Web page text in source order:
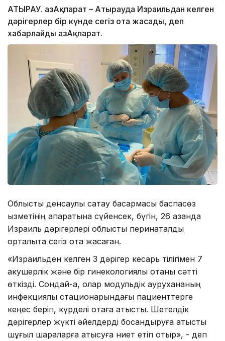
АТЫРАУ. ҚазАқпарат – Атырауда Израильдан келген
дәрігерлер бір күнде сегіз ота жасады, деп
хабарлайды ҚазАқпарат.
Облыстық денсаулық сақтау басқармасы баспасөз
қызметінің ақпаратына сүйенсек, бүгін, 26 қазанда
Израиль дәрігерлері облыстық перинаталдық
орталықта сегіз ота жасаған.
«Израильден келген 3 дәрігер кесарь тілігімен 7
акушерлік және бір гинекологиялық отаны сәтті
өткізді. Сондай-ақ, олар модульдік аурухананың
инфекциялық стационарындағы пациенттерге
кеңес беріп, күрделі отаға қатысты. Шетелдік
дәрігерлер жүкті әйелдерді босандыруға қатысты
шұғыл шараларға қатысуға ниет етіп отыр», - деп